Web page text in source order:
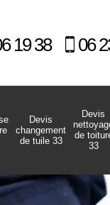
19 38 06
Devis
changement
de tuile 33
Devis
de
33